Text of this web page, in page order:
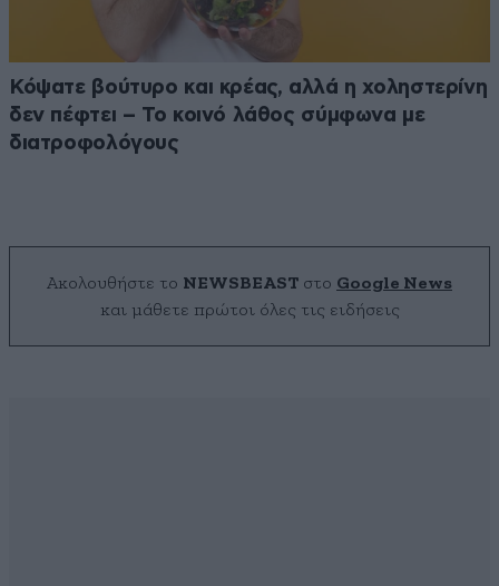
Κόψατε βούτυρο και κρέας, αλλά η χοληστερίνη
δεν πέφτει – Το κοινό λάθος σύμφωνα με
διατροφολόγους
Ακολουθήστε το NEWSBEAST στο Google News
και μάθετε πρώτοι όλες τις ειδήσεις